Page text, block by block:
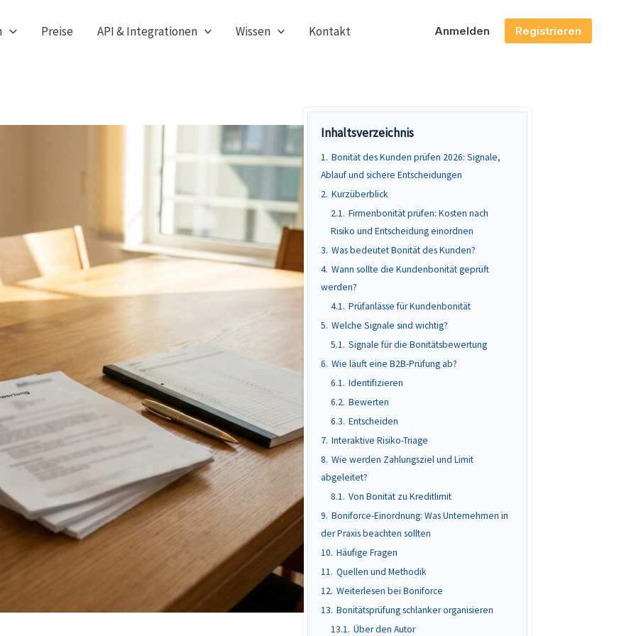
Preise API & Integrationen Wissen Kontakt Anmelden Registrieren
Inhaltsverzeichnis
1. Bonität des Kunden prüfen 2026: Signale,
Ablauf und sichere Entscheidungen
2. Kurzüberblick
2.1. Firmenbonität prüfen: Kosten nach
Risiko und Entscheidung einordnen
3. Was bedeutet Bonität des Kunden?
4. Wann sollte die Kundenbonität geprüft
werden?
4.1. Prüfanlässe für Kundenbonität
5. Welche Signale sind wichtig?
5.1. Signale für die Bonitätsbewertung
6. Wie läuft eine B2B-Prüfung ab?
6.1. Identifizieren
6.2. Bewerten
6.3. Entscheiden
7. Interaktive Risiko-Triage
8. Wie werden Zahlungsziel und Limit
abgeleitet?
8.1. Von Bonität zu Kreditlimit
9. Boniforce-Einordnung: Was Unternehmen in
der Praxis beachten sollten
10. Häufige Fragen
11. Quellen und Methodik
12. Weiterlesen bei Boniforce
13. Bonitätsprüfung schlanker organisieren
13.1. Über den Autor